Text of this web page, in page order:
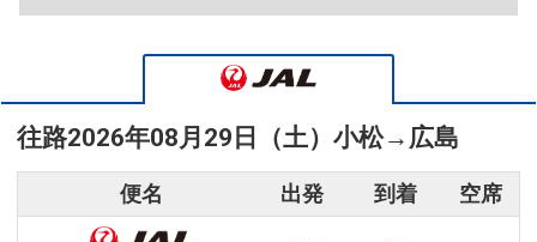
往路2026年08月29日（土） 小松→ 広島
便名 出発 到着 空席